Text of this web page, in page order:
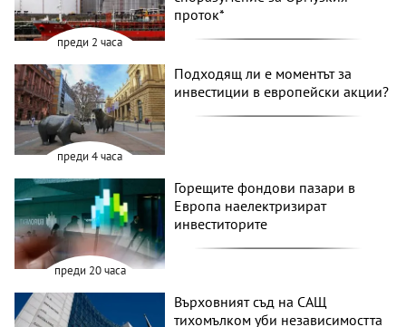
преди 2 часа
проток*
преди 4 часа
Подходящ ли е моментът за
инвестиции в европейски акции?
преди 20 часа
Горещите фондови пазари в
Европа наелектризират
инвеститорите
Върховният съд на САЩ
тихомълком уби независимостта